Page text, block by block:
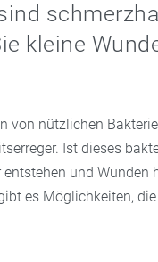
kleine
von nützlichen
Ist dieses
und Wunden
es Möglichkeiten,